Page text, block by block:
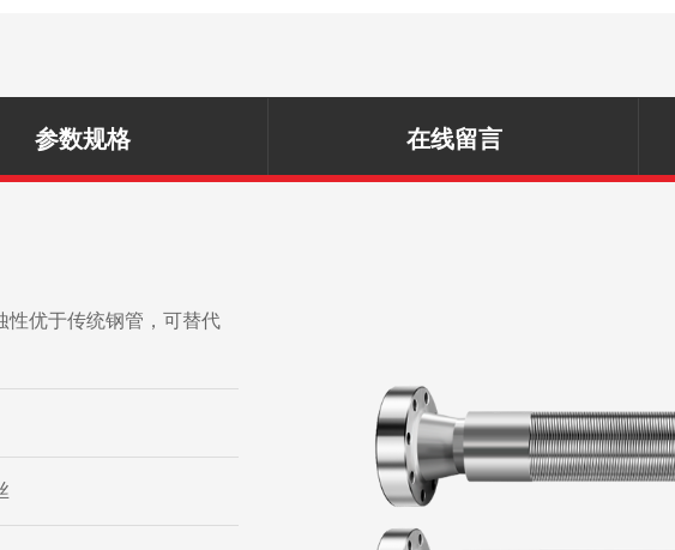
参数规格 在线留言
性优于传统钢管，可替代